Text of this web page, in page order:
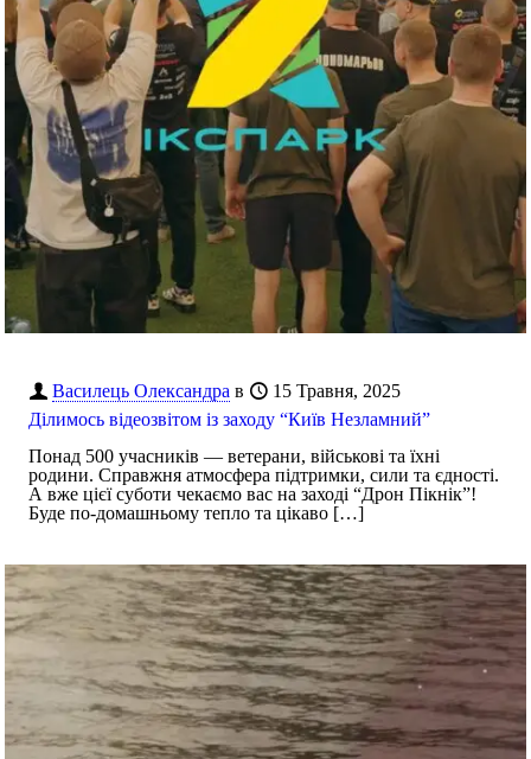
Василець Олександра в
15 Травня, 2025
Ділимось відеозвітом із заходу “Київ Незламний”
Понад 500 учасників — ветерани, військові та їхні
родини. Справжня атмосфера підтримки, сили та єдності.
А вже цієї суботи чекаємо вас на заході “Дрон Пікнік”!
Буде по-домашньому тепло та цікаво […]